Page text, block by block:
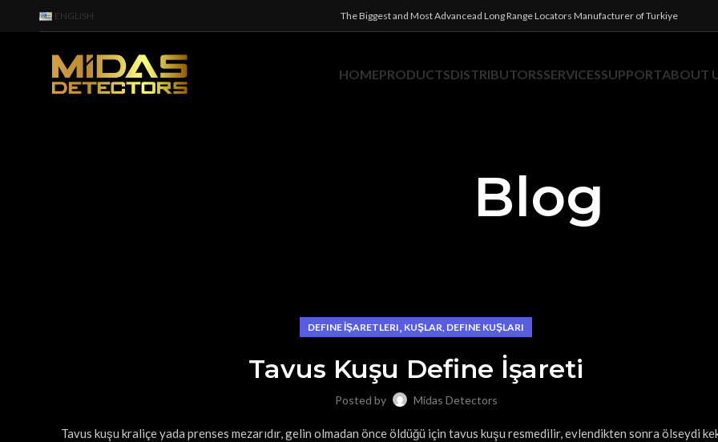
ENGLISH The Biggest and Most Advancead Long Range Locators Manufacturer of Turkiye
HOMEPRODUCTSDISTRIBUTORSSERVICESSUPPORTABOUT
Blog
DEFINE İŞARETLERI, KUŞLAR, DEFINE KUŞLARI
Tavus Kuşu Define İşareti
Posted by Midas Detectors
Tavus kuşu kraliçe yada prenses mezarıdır, gelin olmadan önce öldüğü için tavus kuşu resmedilir, evlendikten sonra ölseydi